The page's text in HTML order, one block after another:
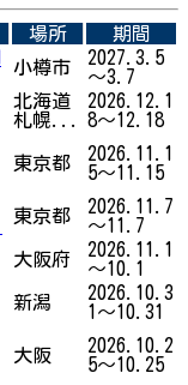
場所
期間
小樽市
2027.3.5
～3.7
北海道
札幌...
2026.12.1
8～12.18
東京都
2026.11.1
5～11.15
東京都
2026.11.7
～11.7
大阪府
2026.11.1
～10.1
新潟
2026.10.3
1～10.31
大阪
2026.10.2
5～10.25